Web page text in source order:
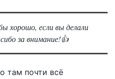
хорошо, если вы делали
за внимание!👍
там почти всё